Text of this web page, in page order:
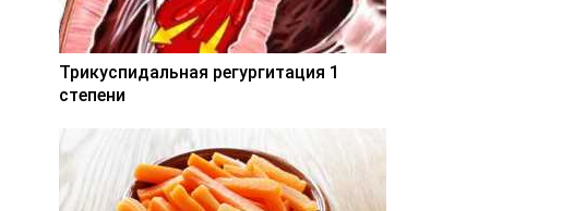
Трикуспидальная регургитация 1
степени